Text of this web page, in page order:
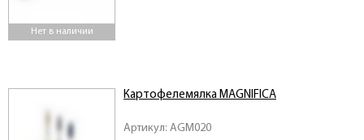
Нет в наличии
Артикул: AGM020
Картофелемялка MAGNIFICA